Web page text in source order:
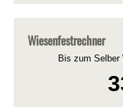
Wiesenfestrechner
Bis zum